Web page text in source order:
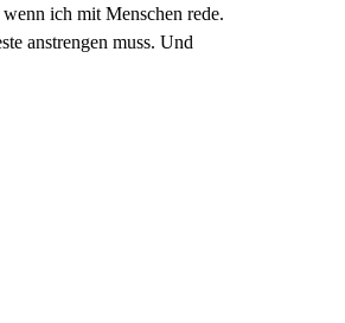
ich mit Menschen rede.
anstrengen muss. Und